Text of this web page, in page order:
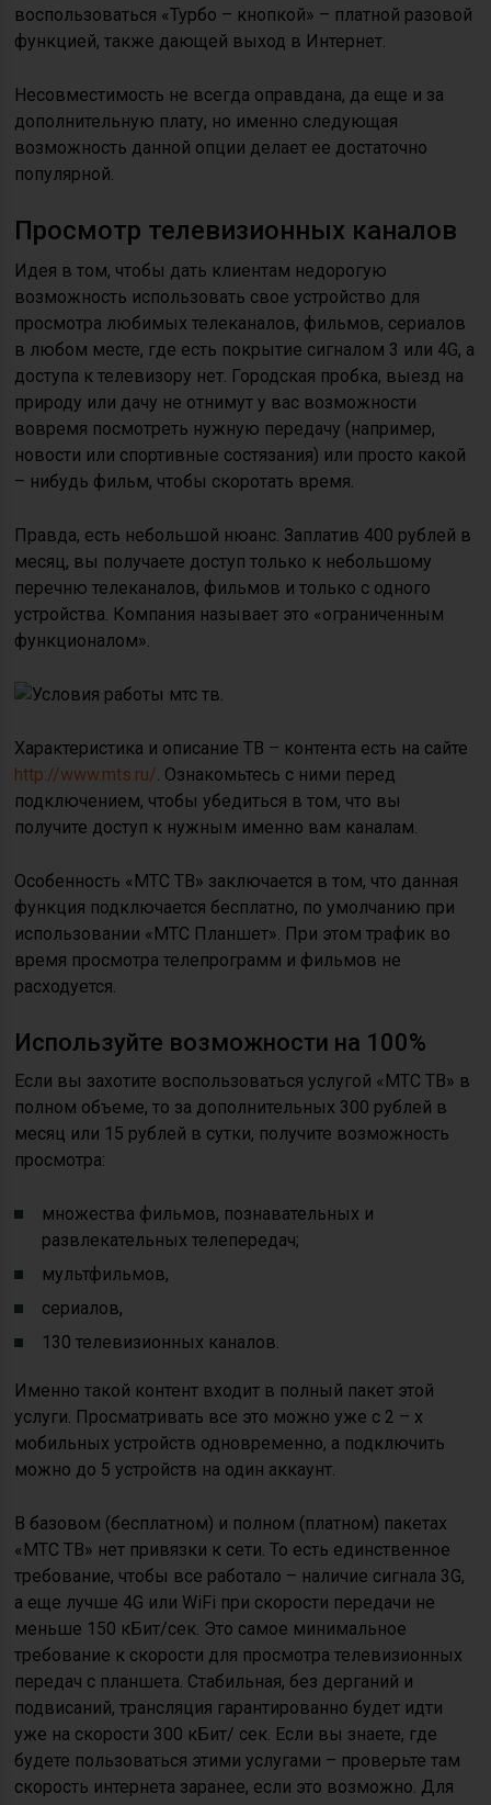
воспользоваться «Турбо – кнопкой» – платной разовой
функцией, также дающей выход в Интернет.
Несовместимость не всегда оправдана, да еще и за
дополнительную плату, но именно следующая
возможность данной опции делает ее достаточно
популярной.
Просмотр телевизионных каналов
Идея в том, чтобы дать клиентам недорогую
возможность использовать свое устройство для
просмотра любимых телеканалов, фильмов, сериалов
в любом месте, где есть покрытие сигналом 3 или 4G, а
доступа к телевизору нет. Городская пробка, выезд на
природу или дачу не отнимут у вас возможности
вовремя посмотреть нужную передачу (например,
новости или спортивные состязания) или просто какой
– нибудь фильм, чтобы скоротать время.
Правда, есть небольшой нюанс. Заплатив 400 рублей в
месяц, вы получаете доступ только к небольшому
перечню телеканалов, фильмов и только с одного
устройства. Компания называет это «ограниченным
функционалом».
Характеристика и описание ТВ – контента есть на сайте
http://www.mts.ru/. Ознакомьтесь с ними перед
подключением, чтобы убедиться в том, что вы
получите доступ к нужным именно вам каналам.
Особенность «МТС ТВ» заключается в том, что данная
функция подключается бесплатно, по умолчанию при
использовании «МТС Планшет». При этом трафик во
время просмотра телепрограмм и фильмов не
расходуется.
Используйте возможности на 100%
Если вы захотите воспользоваться услугой «МТС ТВ» в
полном объеме, то за дополнительных 300 рублей в
месяц или 15 рублей в сутки, получите возможность
просмотра:
множества фильмов, познавательных и
развлекательных телепередач;
мультфильмов,
сериалов,
130 телевизионных каналов.
Именно такой контент входит в полный пакет этой
услуги. Просматривать все это можно уже с 2 – х
мобильных устройств одновременно, а подключить
можно до 5 устройств на один аккаунт.
В базовом (бесплатном) и полном (платном) пакетах
«МТС ТВ» нет привязки к сети. То есть единственное
требование, чтобы все работало – наличие сигнала 3G,
а еще лучше 4G или WiFi при скорости передачи не
меньше 150 кБит/сек. Это самое минимальное
требование к скорости для просмотра телевизионных
передач с планшета. Стабильная, без дерганий и
подвисаний, трансляция гарантированно будет идти
уже на скорости 300 кБит/ сек. Если вы знаете, где
будете пользоваться этими услугами – проверьте там
скорость интернета заранее, если это возможно. Для